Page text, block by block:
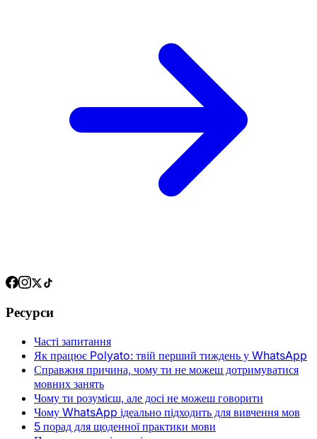
Ресурси
Часті запитання
Як працює Polyato: твій перший тиждень у WhatsApp
Справжня причина, чому ти не можеш дотримуватися
мовних занять
Чому ти розумієш, але досі не можеш говорити
Чому WhatsApp ідеально підходить для вивчення мов
5 порад для щоденної практики мови